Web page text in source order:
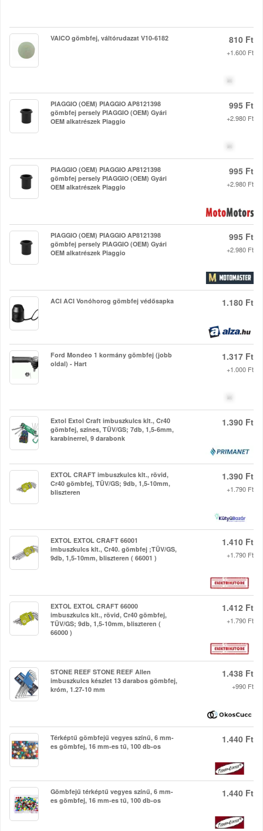
VAICO gömbfej, váltórudazat V10-6182 810 Ft
+1.600 Ft
PIAGGIO (OEM) PIAGGIO AP8121398
gömbfej persely PIAGGIO (OEM) Gyári
OEM alkatrészek Piaggio
995 Ft
+2.980 Ft
PIAGGIO (OEM) PIAGGIO AP8121398
gömbfej persely PIAGGIO (OEM) Gyári
OEM alkatrészek Piaggio
995 Ft
+2.980 Ft
PIAGGIO (OEM) PIAGGIO AP8121398
gömbfej persely PIAGGIO (OEM) Gyári
OEM alkatrészek Piaggio
995 Ft
+2.980 Ft
ACI ACI Vonóhorog gömbfej védősapka 1.180 Ft
Ford Mondeo 1 kormány gömbfej (jobb
oldal) - Hart
1.317 Ft
+1.000 Ft
Extol Extol Craft imbuszkulcs klt., Cr40
gömbfej, színes, TÜV/GS; 7db, 1,5-6mm,
karabínerrel, 9 darabonk
1.390 Ft
EXTOL CRAFT imbuszkulcs klt., rövid,
Cr40 gömbfej, TÜV/GS; 9db, 1,5-10mm,
bliszteren
1.390 Ft
+1.790 Ft
EXTOL EXTOL CRAFT 66001
imbuszkulcs klt., Cr40. gömbfej ;TÜV/GS,
9db, 1,5-10mm, bliszteren ( 66001 )
1.410 Ft
+1.790 Ft
EXTOL EXTOL CRAFT 66000
imbuszkulcs klt., rövid, Cr40 gömbfej,
TÜV/GS; 9db, 1,5-10mm, bliszteren (
66000 )
1.412 Ft
+1.790 Ft
STONE REEF STONE REEF Allen
imbuszkulcs készlet 13 darabos gömbfej,
króm, 1.27-10 mm
1.438 Ft
+990 Ft
Térképtű gömbfejű vegyes színű, 6 mm-
es gömbfej, 16 mm-es tű, 100 db-os
1.440 Ft
Gömbfejű térképtű vegyes színű, 6 mm-
es gömbfej, 16 mm-es tű, 100 db-os
1.440 Ft